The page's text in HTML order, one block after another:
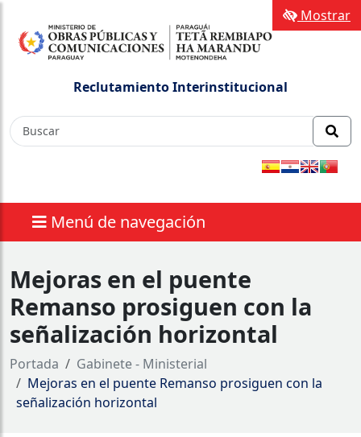
Reclutamiento Interinstitucional
Menú de navegación
Mostrar
Mejoras en el puente
Remanso prosiguen con la
señalización horizontal
Portada
Gabinete - Ministerial
Mejoras en el puente Remanso prosiguen con la
señalización horizontal